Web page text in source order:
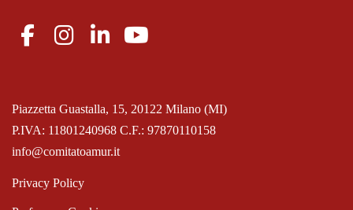
P.IVA: 11801240968 C.F.: 97870110158
Piazzetta Guastalla, 15, 20122 Milano (MI)
info@comitatoamur.it
Privacy Policy